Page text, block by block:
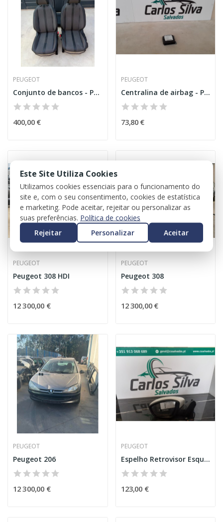
PEUGEOT
Conjunto de bancos - Peugeot 208
400,00 €
PEUGEOT
Centralina de airbag - Peugeot 3008
73,80 €
PEUGEOT
Peugeot 308 HDI
12 300,00 €
PEUGEOT
Peugeot 308
12 300,00 €
PEUGEOT
Peugeot 206
12 300,00 €
PEUGEOT
Espelho Retrovisor Esquerdo - PEUGEOT 208 II...
123,00 €
Este Site Utiliza Cookies
Utilizamos cookies essenciais para o funcionamento do
site e, com o seu consentimento, cookies de estatística
e marketing. Pode aceitar, rejeitar ou personalizar as
suas preferências. Política de cookies
Rejeitar
Personalizar Aceitar